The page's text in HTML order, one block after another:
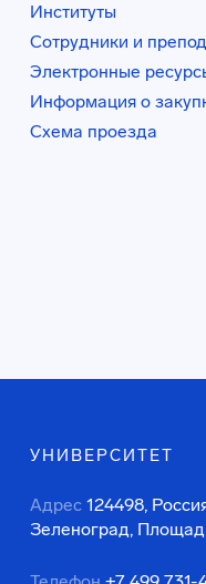
Институты
Сотрудники и
Электронные
Информация о
Схема проезда
УНИВЕРСИТЕТ
Адрес 124498,
Зеленоград,